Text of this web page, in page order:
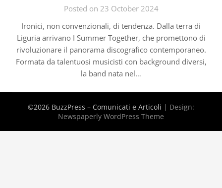
Posted on 23 October 2024
Ironici, non convenzionali, di tendenza. Dalla terra di
Liguria arrivano I Summer Together, che promettono di
rivoluzionare il panorama discografico contemporaneo.
Formata da talentuosi musicisti con background diversi,
la band nata nel…
©2026 BuzzPress – Comunicati e Articoli | Design:
Newspaperly WordPress Theme